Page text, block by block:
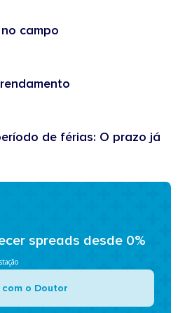
campo
de férias: O prazo já
spreads desde 0%
com o Doutor